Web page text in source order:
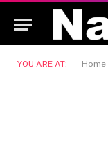
YOU ARE AT: Home